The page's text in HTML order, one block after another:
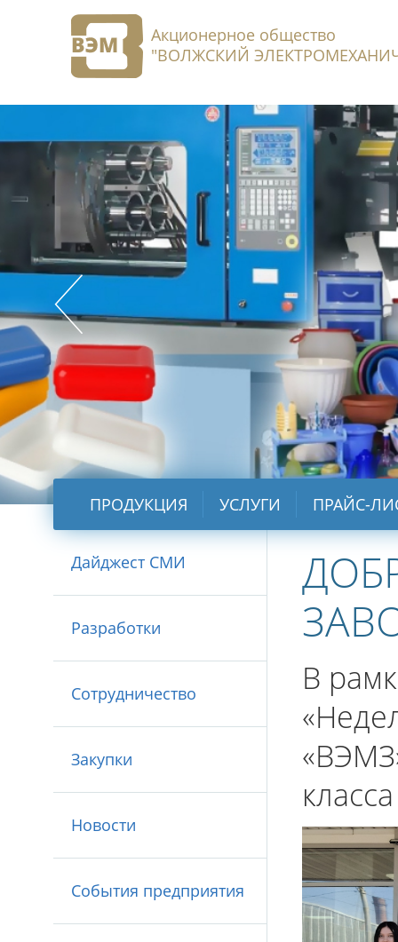
Акционерное общество
"ВОЛЖСКИЙ
ПРОДУКЦИЯ УСЛУГИ ПРАЙС-
Дайджест СМИ
Разработки
Сотрудничество
Закупки
Новости
События предприятия
В